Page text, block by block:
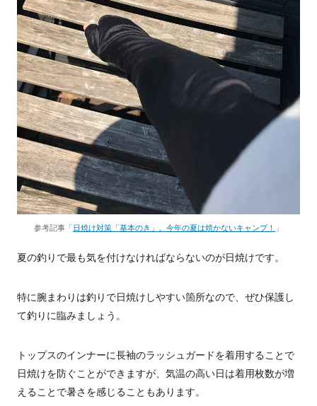
参考記事「日焼け対策「基本のき」。今年の夏は焼かないキャンプ！ 」
夏の釣りで最も気を付けなければならないのが日焼けです。
特に腕まわりは釣りで日焼けしやすい箇所なので、ぜひ保護し
て釣りに臨みましょう。
トップスのインナーに長袖のラッシュガードを着用することで
日焼けを防ぐことができますが、気温の高い日は着用枚数が増
えることで暑さを感じることもあります。